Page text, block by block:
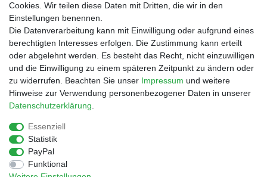
Zahlungs- und Versandbedingungen
Warenkorb
Kasse
Mein Konto
Kontakt
Facebook
Service
Impressum
Cookies. Wir teilen diese Daten mit Dritten, die wir in den
Einstellungen benennen.
Die Datenverarbeitung kann mit Einwilligung oder aufgrund eines
berechtigten Interesses erfolgen. Die Zustimmung kann erteilt
oder abgelehnt werden. Es besteht das Recht, nicht einzuwilligen
und die Einwilligung zu einem späteren Zeitpunkt zu ändern oder
zu widerrufen. Beachten Sie unser Impressum und weitere
Hinweise zur Verwendung personenbezogener Daten in unserer
Daten­schutz­erklärung
Essenziell
Statistik
PayPal
Funktional